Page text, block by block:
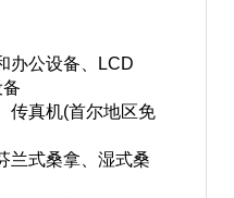
办公设备、LCD
传真机(首尔地区免
兰式桑拿、湿式桑